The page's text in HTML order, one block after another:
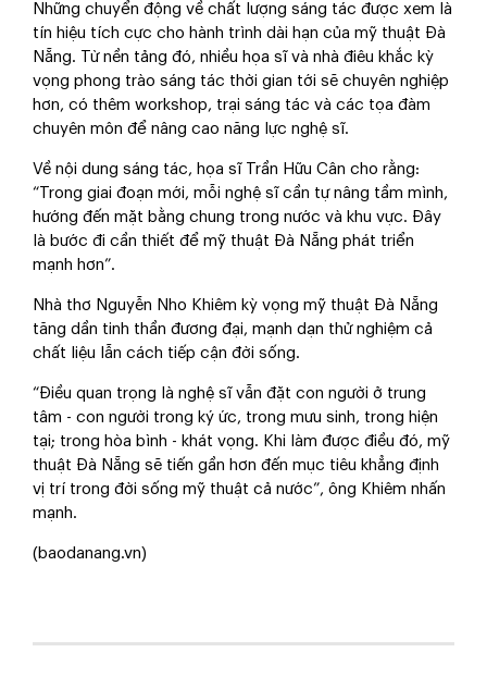
Những chuyển động về chất lượng sáng tác được xem là
tín hiệu tích cực cho hành trình dài hạn của mỹ thuật Đà
Nẵng. Từ nền tảng đó, nhiều họa sĩ và nhà điêu khắc kỳ
vọng phong trào sáng tác thời gian tới sẽ chuyên nghiệp
hơn, có thêm workshop, trại sáng tác và các tọa đàm
chuyên môn để nâng cao năng lực nghệ sĩ.
Về nội dung sáng tác, họa sĩ Trần Hữu Cân cho rằng:
“Trong giai đoạn mới, mỗi nghệ sĩ cần tự nâng tầm mình,
hướng đến mặt bằng chung trong nước và khu vực. Đây
là bước đi cần thiết để mỹ thuật Đà Nẵng phát triển
mạnh hơn”.
Nhà thơ Nguyễn Nho Khiêm kỳ vọng mỹ thuật Đà Nẵng
tăng dần tinh thần đương đại, mạnh dạn thử nghiệm cả
chất liệu lẫn cách tiếp cận đời sống.
“Điều quan trọng là nghệ sĩ vẫn đặt con người ở trung
tâm - con người trong ký ức, trong mưu sinh, trong hiện
tại; trong hòa bình - khát vọng. Khi làm được điều đó, mỹ
thuật Đà Nẵng sẽ tiến gần hơn đến mục tiêu khẳng định
vị trí trong đời sống mỹ thuật cả nước”, ông Khiêm nhấn
mạnh.
(baodanang.vn)